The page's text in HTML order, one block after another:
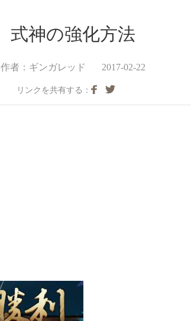
式神の強化方法
作者：ギンガレッド 2017-02-22
リンクを共有する：